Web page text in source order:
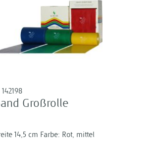
142198
Großrolle
14,5 cm Farbe: Rot, mittel